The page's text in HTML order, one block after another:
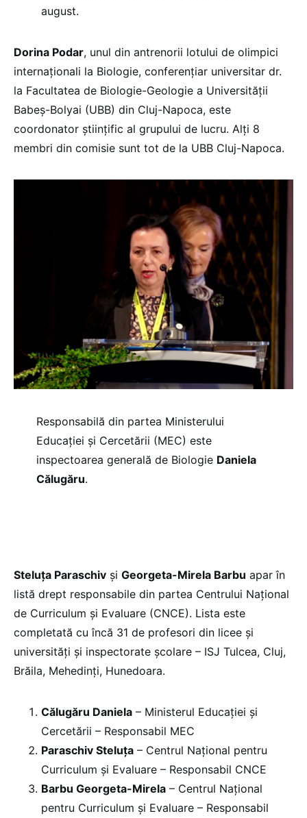
august.
Dorina Podar, unul din antrenorii lotului de olimpici
internaționali la Biologie, conferențiar universitar dr.
la Facultatea de Biologie-Geologie a Universității
Babeș-Bolyai (UBB) din Cluj-Napoca, este
coordonator științific al grupului de lucru. Alți 8
membri din comisie sunt tot de la UBB Cluj-Napoca.
Responsabilă din partea Ministerului
Educației și Cercetării (MEC) este
inspectoarea generală de Biologie Daniela
Călugăru.
Steluța Paraschiv și Georgeta-Mirela Barbu apar în
listă drept responsabile din partea Centrului Național
de Curriculum și Evaluare (CNCE). Lista este
completată cu încă 31 de profesori din licee și
universități și inspectorate școlare – ISJ Tulcea, Cluj,
Brăila, Mehedinți, Hunedoara.
Călugăru Daniela – Ministerul Educației și
Cercetării – Responsabil MEC
Paraschiv Steluța – Centrul Național pentru
Curriculum și Evaluare – Responsabil CNCE
Barbu Georgeta-Mirela – Centrul Național
pentru Curriculum și Evaluare – Responsabil